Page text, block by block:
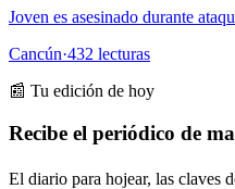
Joven es asesinado durante
Cancún·432 lecturas
📰 Tu edición de hoy
Recibe el periódico de
El diario para hojear, las claves